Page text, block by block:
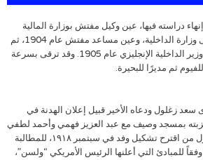
دراسته فيها، عين وكيل مفتش بوزارة المالية
(1901- 1902)، ثم انتقل إلى وزارة الداخلية، وعين مساعد مفتش عام 1904، ثم
سكرتيرًا خصوصيًا لمستشار وزير الداخلية الإنجليزي عام 1905. وقد ترقى بسرعة
ثم مديرًا للبحيرة.
زغلول ودعاه الأخير قبيل إعلان الهدنة في
عزبته بمسجد وصيف مع عبد العزيز فهمي وأحمد لطفي
السيد، وكان محمد محمود أول من اقترح تشكيل وفد في سبتمبر ١٩١٨، للمطالبة
للمبادئ التي أعلنها الرئيس الأمريكي “ولسن”،